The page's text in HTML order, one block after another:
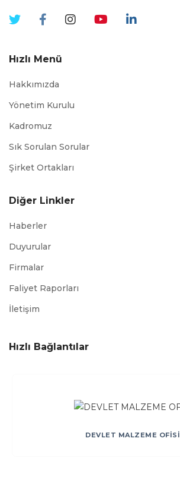
Hızlı Menü
Hakkımızda
Yönetim Kurulu
Kadromuz
Sık Sorulan Sorular
Şirket Ortakları
Diğer Linkler
Haberler
Duyurular
Firmalar
Faliyet Raporları
İletişim
Hızlı Bağlantılar
DEVLET MALZEME OFİSİ